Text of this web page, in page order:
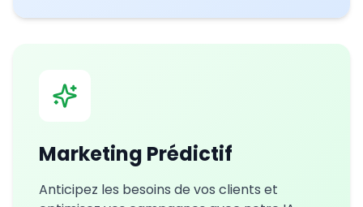
Marketing Prédictif
Anticipez les besoins de vos clients et